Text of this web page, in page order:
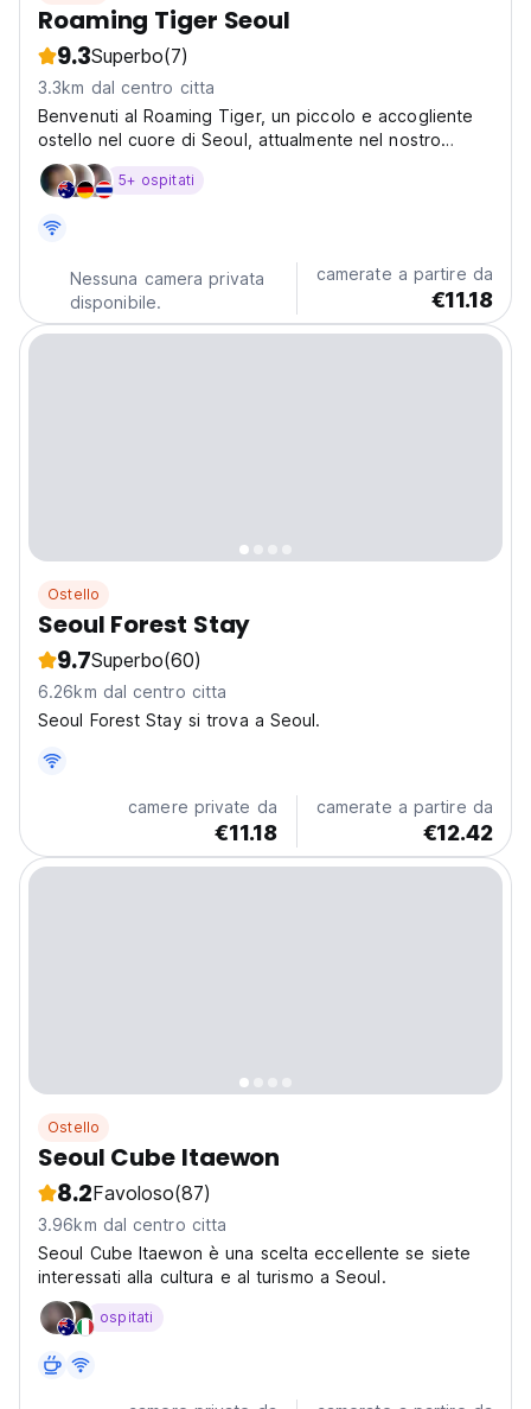
Roaming Tiger Seoul
9.3Superbo(7)
3.3km dal centro citta
Benvenuti al Roaming Tiger, un piccolo e accogliente
ostello nel cuore di Seoul, attualmente nel nostro
periodo di "soft-opening"! Durante questa fase
speciale, ti offriamo tariffe notevolmente più basse
capsule....
5+ ospitati
Nessuna camera privata
disponibile.
camerate a partire da
€11.18
Ostello
Seoul Forest Stay
9.7Superbo(60)
6.26km dal centro citta
Seoul Forest Stay si trova a Seoul.
camere private da
€11.18
camerate a partire da
€12.42
Ostello
Seoul Cube Itaewon
8.2Favoloso(87)
3.96km dal centro citta
Seoul Cube Itaewon è una scelta eccellente se siete
interessati alla cultura e al turismo a Seoul.
ospitati